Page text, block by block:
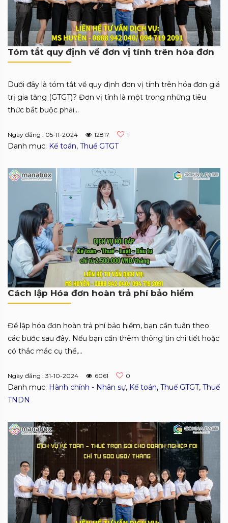
Tóm tắt quy định về đơn vị tính trên hóa đơn
Dưới đây là tóm tắt về quy định đơn vị tính trên hóa đơn giá
trị gia tăng (GTGT)? Đơn vị tính là một trong những tiêu
thức bắt buộc phải...
Ngày đăng : 05-11-2024 12817 1
Danh mục: Kế toán, Thuế GTGT
Cách lập Hóa đơn hoàn trả phí bảo hiểm
Để lập hóa đơn hoàn trả phí bảo hiểm, bạn cần tuân theo
các bước sau đây. Nếu bạn cần thêm thông tin chi tiết hoặc
có thắc mắc cụ thể,...
Ngày đăng : 31-10-2024 6061 0
Danh mục: Hành chính - Nhân sự, Kế toán, Thuế GTGT, Thuế
TNDN